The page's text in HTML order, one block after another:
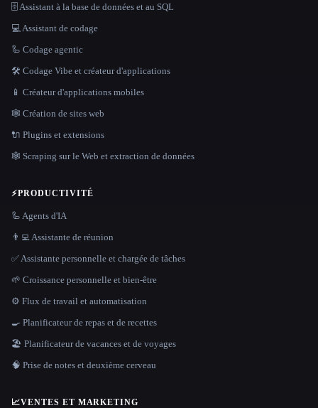
🗄️ Assistant à la base de données et au SQL
💻 Assistant de codage
🦾 Codage agentic
🛠️ Codage Vibe et créateur d'applications
📱 Créateur d'applications mobiles
🕸 Création de sites web
🔌 Plugins et extensions
🕸️ Scraping sur le Web et extraction de données
⚡PRODUCTIVITÉ
🦾 Agents d'IA
👨‍💻 Assistante de réunion
✅ Assistante personnelle et chargée de tâches
🌱 Croissance personnelle et bien-être
⚙️ Flux de travail et automatisation
🍳 Planificateur de repas et de recettes
🏖 Planificateur de vacances et de voyages
🧠 Prise de notes et deuxième cerveau
📈VENTES ET MARKETING